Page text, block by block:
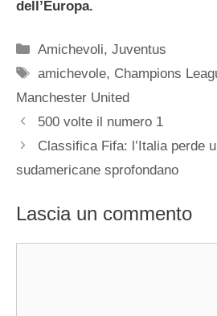
dell’Europa.
Categorie
Amichevoli,Juventus
Tag
amichevole, Champions
Manchester United
500 volte il numero 1
Classifica Fifa: l’Italia perde
sudamericane sprofondano
Lascia un commento